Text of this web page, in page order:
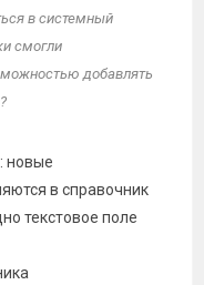
в системный
смогли
добавлять
новые
в справочник
текстовое поле